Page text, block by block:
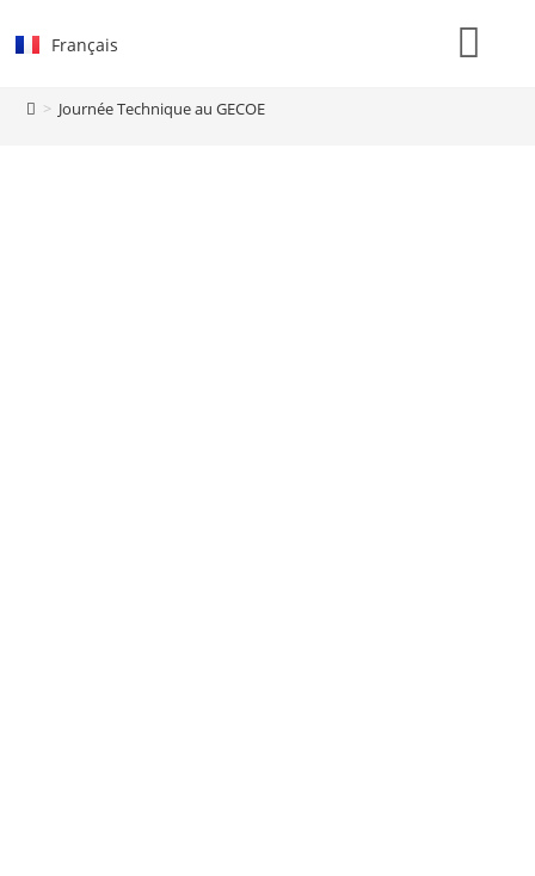
Français
> Journée Technique au GECOE